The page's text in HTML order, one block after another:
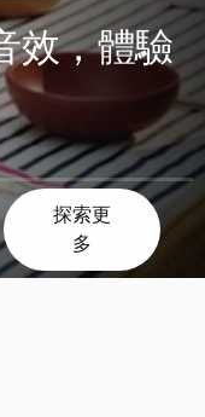
效，體驗
探索更
多